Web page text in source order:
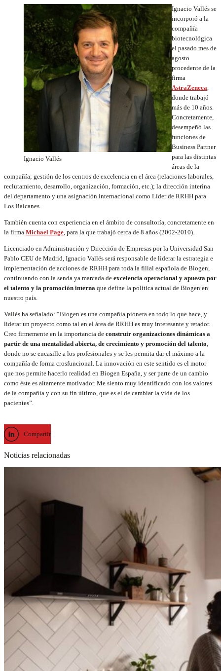
Ignacio Vallés
Ignacio Vallés se
incorporó a la
compañía
biotecnológica
el pasado mes de
agosto
procedente de la
firma
AstraZeneca,
donde trabajó
más de 10 años.
Concretamente,
desempeñó las
funciones de
Business Partner
para las distintas
áreas de la
compañía; gestión de los centros de excelencia en el área (relaciones laborales,
reclutamiento, desarrollo, organización, formación, etc.); la dirección interina
del departamento y una asignación internacional como Líder de RRHH para
Los Balcanes.
También cuenta con experiencia en el ámbito de consultoría, concretamente en
la firma Michael Page, para la que trabajó cerca de 8 años (2002-2010).
Licenciado en Administración y Dirección de Empresas por la Universidad San
Pablo CEU de Madrid, Ignacio Vallés será responsable de liderar la estrategia e
implementación de acciones de RRHH para toda la filial española de Biogen,
continuando con la senda ya marcada de excelencia operacional y apuesta por
el talento y la promoción interna que define la política actual de Biogen en
nuestro país.
Vallés ha señalado: “Biogen es una compañía pionera en todo lo que hace, y
liderar un proyecto como tal en el área de RRHH es muy interesante y retador.
Creo firmemente en la importancia de construir organizaciones dinámicas a
partir de una mentalidad abierta, de crecimiento y promoción del talento,
donde no se encasille a los profesionales y se les permita dar el máximo a la
compañía de forma crosfuncional. La innovación en este sentido es el motor
que nos permite hacerlo realidad en Biogen España, y ser parte de un cambio
como éste es altamente motivador. Me siento muy identificado con los valores
de la compañía y con su fin último, que es el de cambiar la vida de los
pacientes”.
Compartir
Noticias relacionadas